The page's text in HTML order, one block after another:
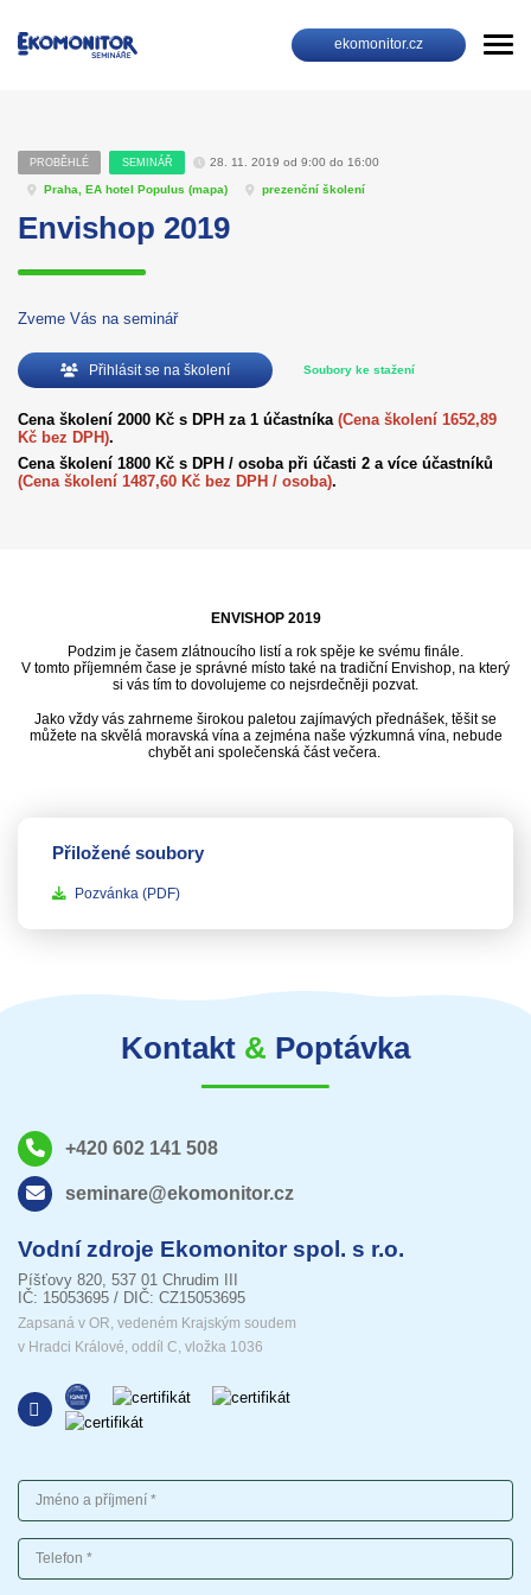
ekomonitor.cz
PROBĚHLÉ SEMINÁŘ 28. 11. 2019 od 9:00 do 16:00
Praha, EA hotel Populus (mapa) prezenční školení
Envishop 2019
Zveme Vás na seminář
Přihlásit se na školení Soubory ke stažení
Cena školení 2000 Kč s DPH za 1 účastníka (Cena školení 1652,89
Kč bez DPH).
Cena školení 1800 Kč s DPH / osoba při účasti 2 a více účastníků
(Cena školení 1487,60 Kč bez DPH / osoba).
ENVISHOP 2019
Podzim je časem zlátnoucího listí a rok spěje ke svému finále.
V tomto příjemném čase je správné místo také na tradiční Envishop, na který
si vás tím to dovolujeme co nejsrdečněji pozvat.
Jako vždy vás zahrneme širokou paletou zajímavých přednášek, těšit se
můžete na skvělá moravská vína a zejména naše výzkumná vína, nebude
chybět ani společenská část večera.
Přiložené soubory
Pozvánka(PDF)
Kontakt & Poptávka
+420 602 141 508
seminare@ekomonitor.cz
Vodní zdroje Ekomonitor spol. s r.o.
Píšťovy 820, 537 01 Chrudim III
IČ: 15053695 / DIČ: CZ15053695
Zapsaná v OR, vedeném Krajským soudem
v Hradci Králové, oddíl C, vložka 1036
Jméno a příjmení
Telefon